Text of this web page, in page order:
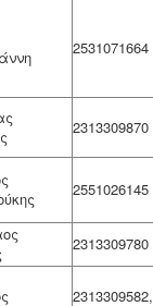
2531071664
2313309870
2551026145
2313309780
2313309582,